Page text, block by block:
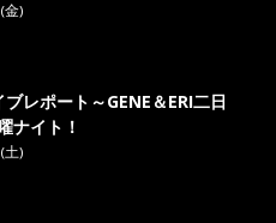
金)
レポート～GENE＆ERI二日
ナイト！
土)